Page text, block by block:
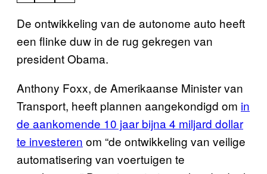
De ontwikkeling van de autonome auto heeft
een flinke duw in de rug gekregen van
president Obama.
Anthony Foxx, de Amerikaanse Minister van
Transport, heeft plannen aangekondigd om in
de aankomende 10 jaar bijna 4 miljard dollar
te investeren om “de ontwikkeling van veilige
automatisering van voertuigen te